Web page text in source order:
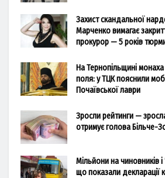
Захист скандальної
Марченко вимагає
прокурор — 5 років
На Тернопільщині
поля: у ТЦК пояснили
Почаївської лаври
Зросли рейтинги —
отримує голова Більче-
Мільйони на чиновників
що показали декларації